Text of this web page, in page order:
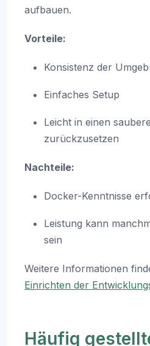
aufbauen.
Vorteile:
Konsistenz der
Einfaches Setup
Leicht in einen
zurückzusetzen
Nachteile:
Docker-Kenntnisse
Leistung kann
sein
Weitere Informationen
Einrichten der
Häufig